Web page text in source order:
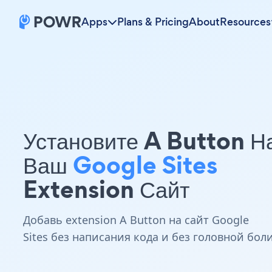
Apps Plans & PricingAboutResources
Установите A Button
Ваш Google Sites
Extension Сайт
Добавь extension A Button на сайт Google
Sites без написания кода и без головной